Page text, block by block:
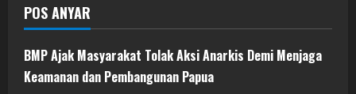
POS ANYAR
BMP Ajak Masyarakat Tolak Aksi Anarkis Demi Menjaga
Keamanan dan Pembangunan Papua